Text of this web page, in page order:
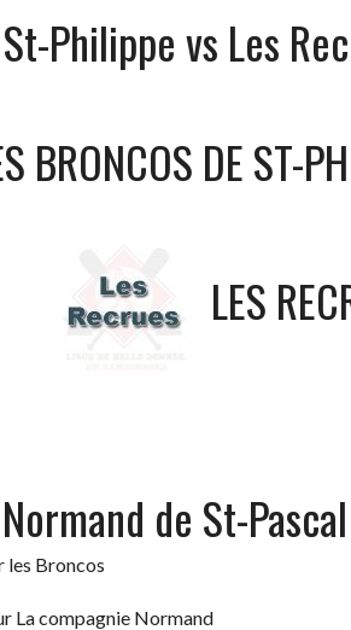
Philippe vs Les
BRONCOS DE ST-
LES
de St-
les Broncos
La compagnie Normand